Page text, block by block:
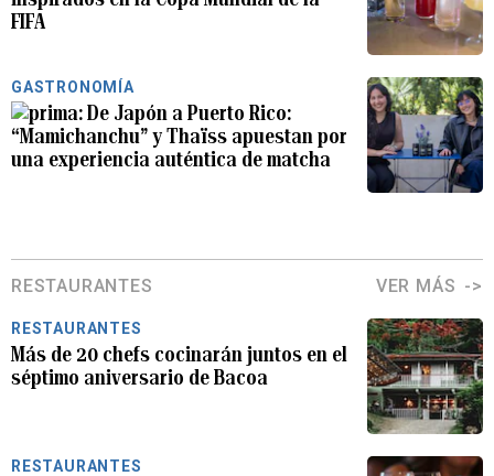
FIFA
GASTRONOMÍA
De Japón a Puerto Rico:
“Mamichanchu” y Thaïss apuestan por
una experiencia auténtica de matcha
RESTAURANTES VER MÁS
RESTAURANTES
Más de 20 chefs cocinarán juntos en el
séptimo aniversario de Bacoa
RESTAURANTES